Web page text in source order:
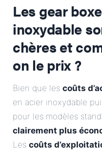
Les gear
inoxydable
chères et
on le prix ?
Bien que les coûts
en acier inoxydable
pour les modèles
clairement plus
Les coûts